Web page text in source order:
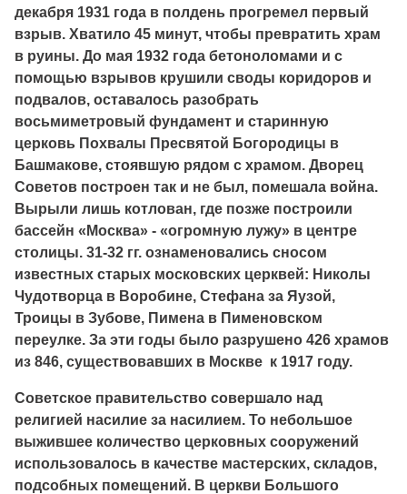
декабря 1931 года в полдень прогремел первый
взрыв. Хватило 45 минут, чтобы превратить храм
в руины. До мая 1932 года бетоноломами и с
помощью взрывов крушили своды коридоров и
подвалов, оставалось разобрать
восьмиметровый фундамент и старинную
церковь Похвалы Пресвятой Богородицы в
Башмакове, стоявшую рядом с храмом. Дворец
Советов построен так и не был, помешала война.
Вырыли лишь котлован, где позже построили
бассейн «Москва» - «огромную лужу» в центре
столицы. 31-32 гг. ознаменовались сносом
известных старых московских церквей: Николы
Чудотворца в Воробине, Стефана за Яузой,
Троицы в Зубове, Пимена в Пименовском
переулке. За эти годы было разрушено 426 храмов
из 846, существовавших в Москве к 1917 году.
Советское правительство совершало над
религией насилие за насилием. То небольшое
выжившее количество церковных сооружений
использовалось в качестве мастерских, складов,
подсобных помещений. В церкви Большого